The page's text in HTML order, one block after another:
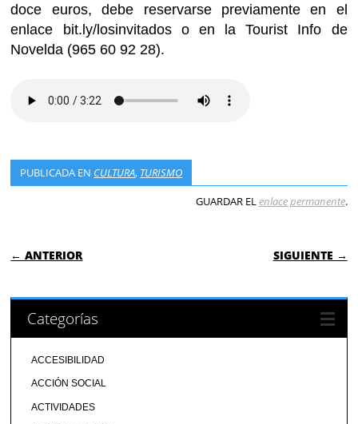
doce euros, debe reservarse previamente en el
enlace bit.ly/losinvitados o en la Tourist Info de
Novelda (965 60 92 28).
PUBLICADA EN CULTURA, TURISMO
GUARDAR ELenlace permanente.
NAVEGACIÓN DE ENTRADAS
← ANTERIOR SIGUIENTE →
Categorías
ACCESIBILIDAD
ACCIÓN SOCIAL
ACTIVIDADES